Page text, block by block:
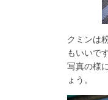
クミンは
もいいで
写真の様
ょう。